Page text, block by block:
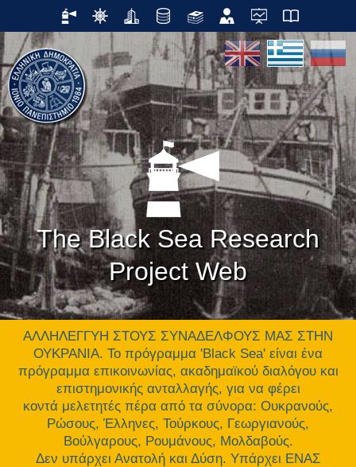
The Black Sea Research
Project Web
ΑΛΛΗΛΕΓΓΥΗ ΣΤΟΥΣ ΣΥΝΑΔΕΛΦΟΥΣ ΜΑΣ ΣΤΗΝ
ΟΥΚΡΑΝΙΑ. Το πρόγραμμα 'Black Sea' είναι ένα
πρόγραμμα επικοινωνίας, ακαδημαϊκού διαλόγου και
επιστημονικής ανταλλαγής, για να φέρει
κοντά μελετητές πέρα από τα σύνορα: Ουκρανούς,
Ρώσους, Έλληνες, Τούρκους, Γεωργιανούς,
Βούλγαρους, Ρουμάνους, Μολδαβούς.
Δεν υπάρχει Ανατολή και Δύση. Υπάρχει ΕΝΑΣ